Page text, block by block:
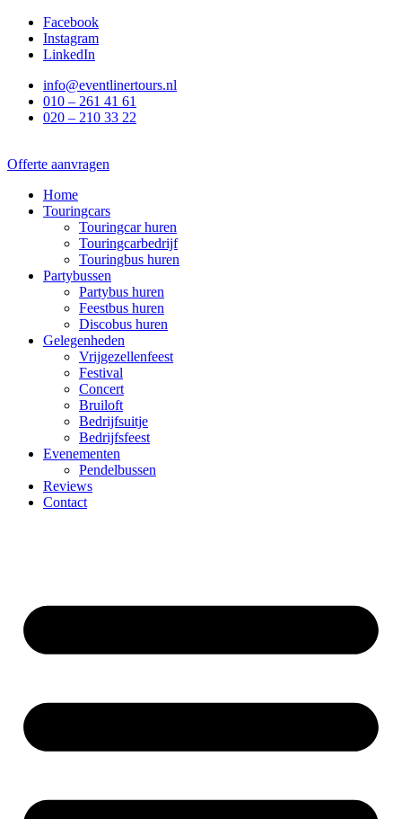
naar
Facebook
Instagram
LinkedIn
info@eventlinertours.nl
010 – 261 41 61
020 – 210 33 22
Offerte aanvragen
Home
Touringcars
Touringcar huren
Touringcarbedrijf
Touringbus huren
Partybussen
Partybus huren
Feestbus huren
Discobus huren
Gelegenheden
Vrijgezellenfeest
Festival
Concert
Bruiloft
Bedrijfsuitje
Bedrijfsfeest
Evenementen
Pendelbussen
Reviews
Contact